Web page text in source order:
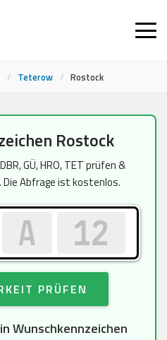
/ Teterow / Rostock
Rostock
GÜ, HRO, TET prüfen &
Abfrage ist kostenlos.
PRÜFEN
Wunschkennzeichen